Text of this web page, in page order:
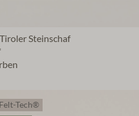
Steinschaf
Tech®